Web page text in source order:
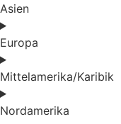
Asien
Europa
Mittelamerika/Karibik
Nordamerika